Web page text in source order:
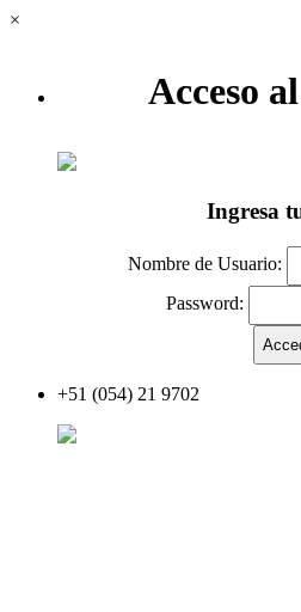
×
Acceso
Ingresa
Nombre de Usuario:
Password:
+51 (054) 21 9702